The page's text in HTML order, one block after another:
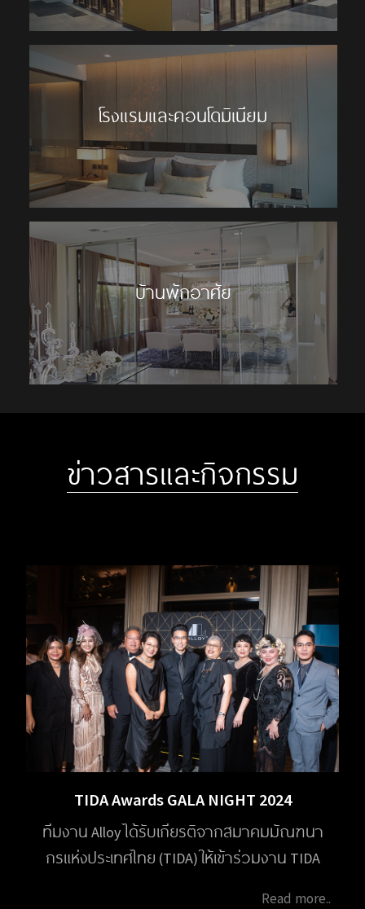
โรงแรมและคอนโดมิเนียม
บ้านพักอาศัย
ข่าวสารและกิจกรรม
TIDA Awards GALA NIGHT 2024
ทีมงาน Alloy ได้รับเกียรติจากสมาคมมัณฑนา
กรแห่งประเทศไทย (TIDA) ให้เข้าร่วมงาน TIDA
Read more..